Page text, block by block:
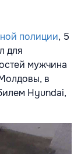
полиции, 5
для
мужчина
в
Hyundai,